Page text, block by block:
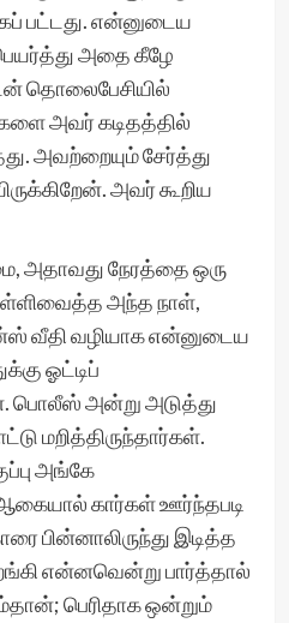
பட்டது. என்னுடைய
அதை கீழே
தொலைபேசியில்
அவர் கடிதத்தில்
அவற்றையும் சேர்த்து
அவர் கூறிய
அதாவது நேரத்தை ஒரு
அந்த நாள்,
வீதி வழியாக என்னுடைய
ஓட்டிப்
பொலீஸ் அன்று அடுத்து
மறித்திருந்தார்கள்.
அங்கே
கார்கள் ஊர்ந்தபடி
பின்னாலிருந்து இடித்த
என்னவென்று பார்த்தால்
பெரிதாக ஒன்றும்